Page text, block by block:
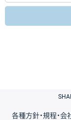
各種方針・規程・会